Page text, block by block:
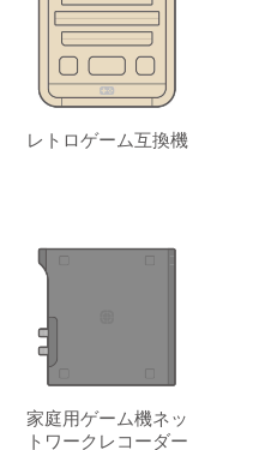
レトロゲーム互換機
家庭用ゲーム機ネッ
トワークレコーダー